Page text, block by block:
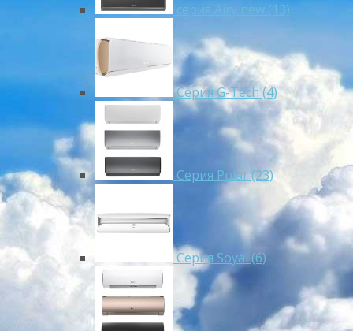
серия Airy new (13)
Серия G-Tech (4)
Серия Pular (23)
Cерия Soyal (6)